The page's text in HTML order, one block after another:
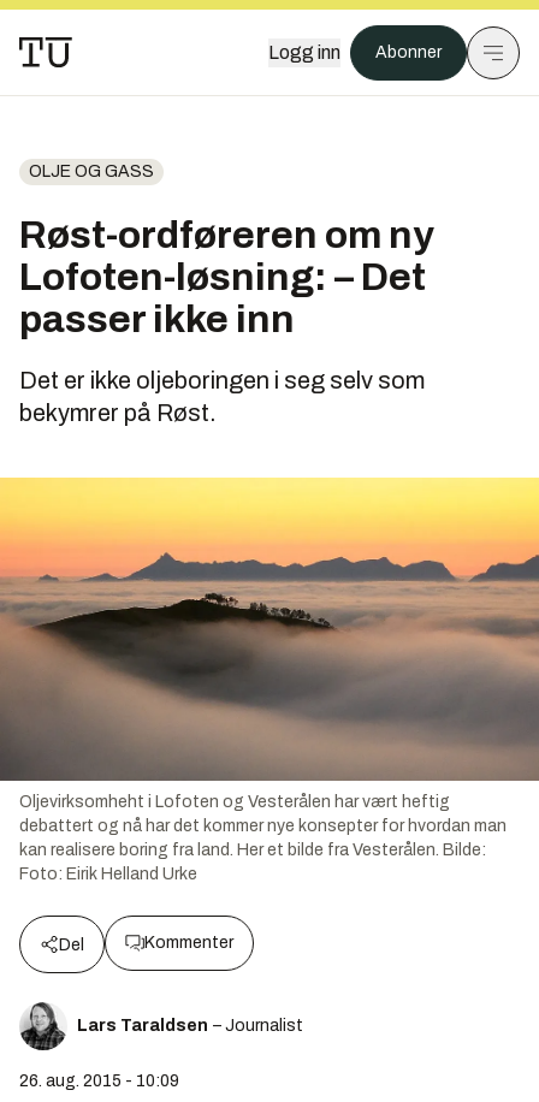
Logg inn Abonner
OLJE OG GASS
Røst-ordføreren om ny
Lofoten-løsning: – Det
passer ikke inn
Det er ikke oljeboringen i seg selv som
bekymrer på Røst.
Oljevirksomheht i Lofoten og Vesterålen har vært heftig
debattert og nå har det kommer nye konsepter for hvordan man
kan realisere boring fra land. Her et bilde fra Vesterålen. Bilde:
Foto: Eirik Helland Urke
Del Kommenter
Lars Taraldsen – Journalist
26. aug. 2015 - 10:09